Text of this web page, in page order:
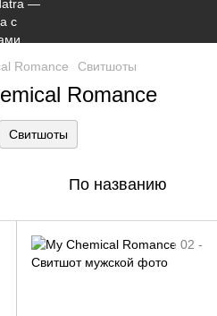
Romance Свитшоты
Romance
Свитшоты
По названию